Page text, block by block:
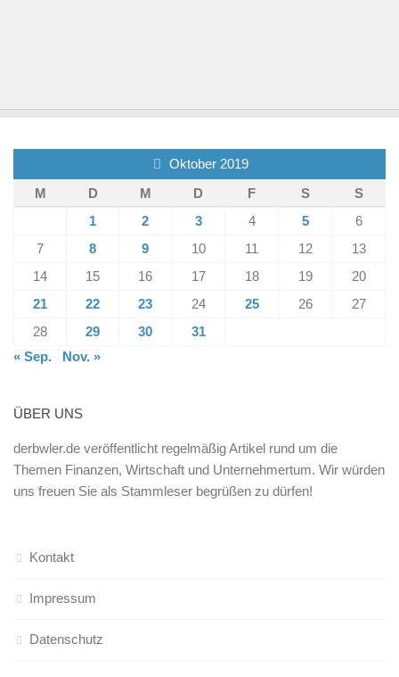
Oktober 2019
M
D M D F S
S
1
2 3 4 5
6
7
8 9 10 11 12
13
14
15 16 17 18 19
20
21
22 23 24 25 26
27
28
29 30
31
« Sep.
Nov. »
ÜBER UNS
derbwler.de veröffentlicht regelmäßig Artikel rund um die
Themen Finanzen, Wirtschaft und Unternehmertum. Wir würden
uns freuen Sie als Stammleser begrüßen zu dürfen!
Kontakt
Impressum
Datenschutz